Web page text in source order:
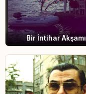
Bir İntihar Akşamı